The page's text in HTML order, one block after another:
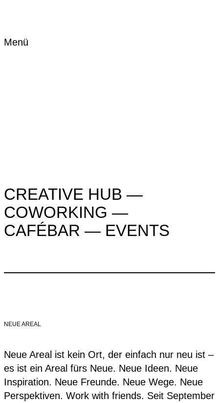
Menü
CREATIVE HUB —
COWORKING —
CAFÉBAR — EVENTS
NEUE AREAL
Neue Areal ist kein Ort, der einfach nur neu ist –
es ist ein Areal fürs Neue. Neue Ideen. Neue
Inspiration. Neue Freunde. Neue Wege. Neue
Perspektiven. Work with friends. Seit September